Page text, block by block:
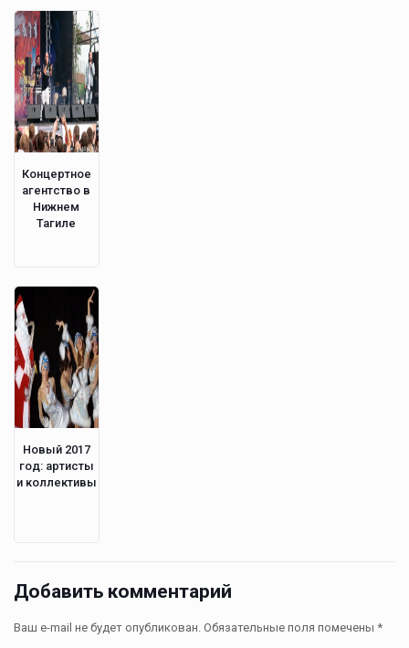
Концертное
агентство в
Нижнем
Тагиле
Новый 2017
год: артисты
и коллективы
Добавить комментарий
Ваш e-mail не будет опубликован. Обязательные поля помечены *